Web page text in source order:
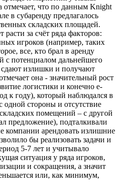
что по данным Knight
в субаренду предлагалось
складских площадей.
за счёт ряда факторов:
игроков (например, таких
все, кто брал в аренду
с потенциалом дальнейшего
сдают излишки и получают
она - значительный рост
логистики и конечно e-
к году), который наблюдался в
одной стороны и отсутствие
помещений – с другой
предложение), подталкивали
компании арендовать излишние
бы реализовать задачи и
5-7 лет и учитывало
ситуация у ряда игроков,
и сокращения, а значит
или, как минимум,